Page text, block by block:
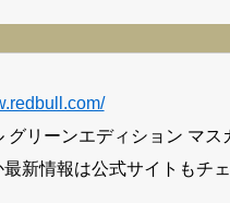
グリーンエディション マス
新情報は公式サイトもチェ